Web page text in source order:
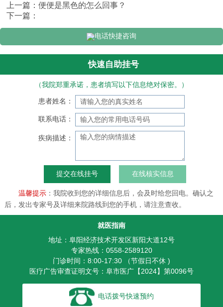
上一篇：便便是黑色的怎么回事？
下一篇：
电话快捷咨询
快速自助挂号
（我院郑重承诺，患者填写以下信息绝对保密。）
患者姓名：
联系电话：
疾病描述：
在线核实信息
温馨提示：我院收到您的详细信息后，会及时给您回电。确认之
后，发出专家号及详细来院路线到您的手机，请注意查收。
就医指南
地址：阜阳经济技术开发区新阳大道12号
专家热线：0558-2589120
门诊时间：8:00-17:30 （节假日不休 )
医疗广告审查证明文号：阜市医广【2024】第0096号
电话拨号快速预约